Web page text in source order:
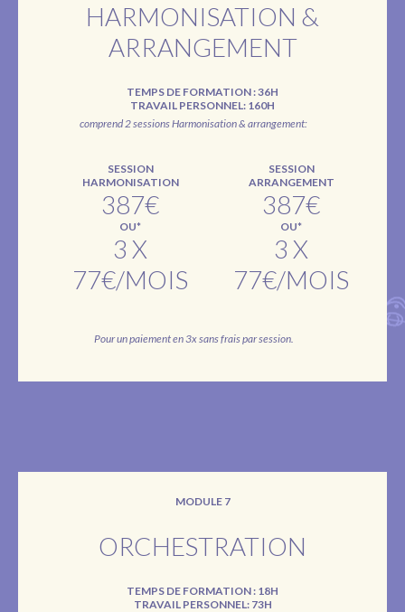
HARMONISATION &
ARRANGEMENT
TEMPS DE FORMATION : 36H
TRAVAIL PERSONNEL: 160H
comprend 2 sessions Harmonisation & arrangement:
SESSION
HARMONISATION
387€
OU*
3 X
77€/MOIS
SESSION
ARRANGEMENT
387€
OU*
3 X
77€/MOIS
Pour un paiement en 3x sans frais par session.
MODULE 7
ORCHESTRATION
TEMPS DE FORMATION : 18H
TRAVAIL PERSONNEL: 73H